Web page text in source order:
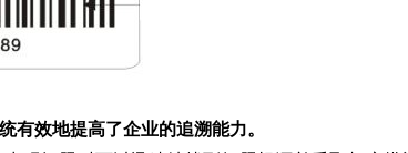
有效地提高了企业的追溯能力。